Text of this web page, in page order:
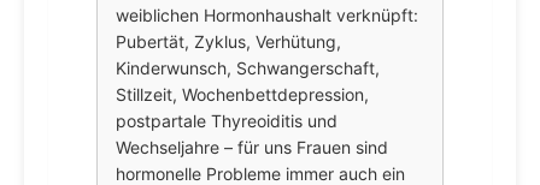
weiblichen Hormonhaushalt verknüpft:
Pubertät, Zyklus, Verhütung,
Kinderwunsch, Schwangerschaft,
Stillzeit, Wochenbettdepression,
postpartale Thyreoiditis und
Wechseljahre – für uns Frauen sind
hormonelle Probleme immer auch ein